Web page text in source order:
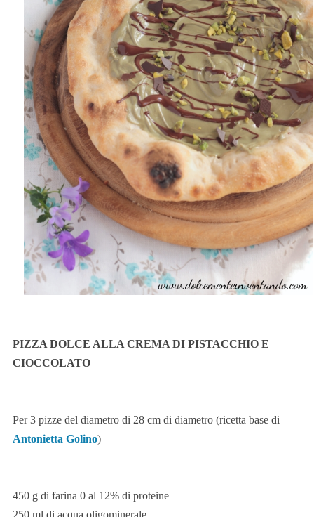
PIZZA DOLCE ALLA CREMA DI PISTACCHIO E
CIOCCOLATO
Per 3 pizze del diametro di 28 cm di diametro (ricetta base di
Antonietta Golino)
450 g di farina 0 al 12% di proteine
250 ml di acqua oligominerale